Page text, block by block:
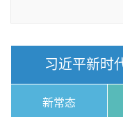
习近平新时
新常态